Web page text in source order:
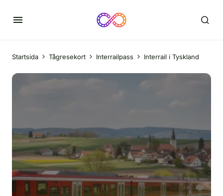
Startsida Tågresekort Interrailpass Interrail i Tyskland